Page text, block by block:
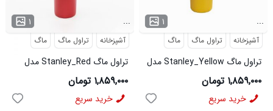
۱ ...
آشپزخانه تراول ماگ ماگ
تراول ماگ Stanley_Red مدل
3782
۱,۸۵۹,۰۰۰ تومان
خرید سریع
۱ ...
آشپزخانه تراول ماگ ماگ
تراول ماگ Stanley_Yellow مدل
3781
۱,۸۵۹,۰۰۰ تومان
خرید سریع